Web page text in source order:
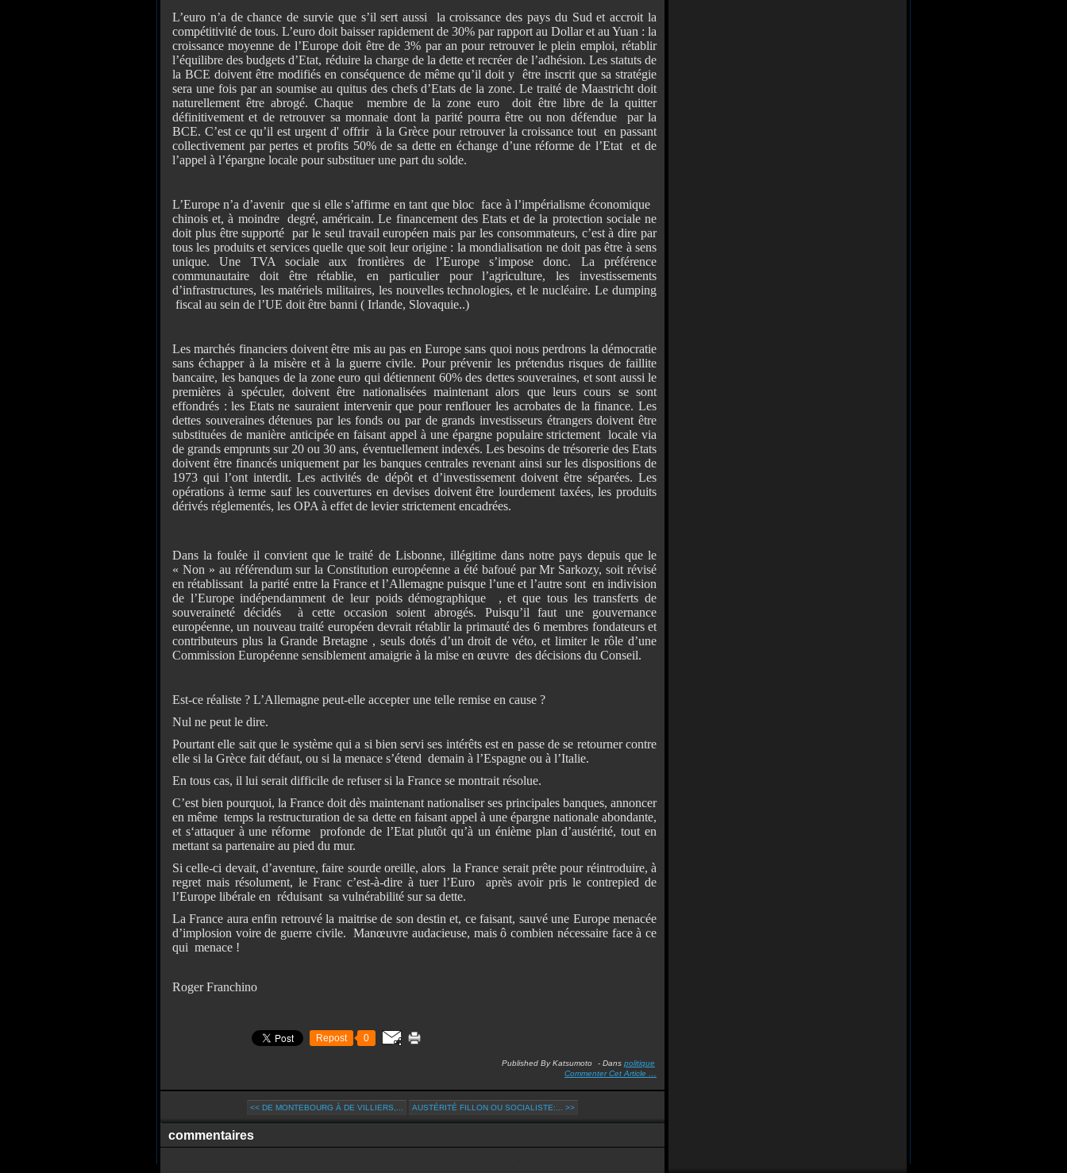
L’euro n’a de chance de survie que s’il sert aussi la croissance des pays du Sud et accroit la
compétitivité de tous. L’euro doit baisser rapidement de 30% par rapport au Dollar et au Yuan : la
croissance moyenne de l’Europe doit être de 3% par an pour retrouver le plein emploi, rétablir
l’équilibre des budgets d’Etat, réduire la charge de la dette et recréer de l’adhésion. Les statuts de
la BCE doivent être modifiés en conséquence de même qu’il doit y être inscrit que sa stratégie
sera une fois par an soumise au quitus des chefs d’Etats de la zone. Le traité de Maastricht doit
naturellement être abrogé. Chaque membre de la zone euro doit être libre de la quitter
définitivement et de retrouver sa monnaie dont la parité pourra être ou non défendue par la
BCE. C’est ce qu’il est urgent d' offrir à la Grèce pour retrouver la croissance tout en passant
collectivement par pertes et profits 50% de sa dette en échange d’une réforme de l’Etat et de
l’appel à l’épargne locale pour substituer une part du solde.
L’Europe n’a d’avenir que si elle s’affirme en tant que bloc face à l’impérialisme économique
chinois et, à moindre degré, américain. Le financement des Etats et de la protection sociale ne
doit plus être supporté par le seul travail européen mais par les consommateurs, c’est à dire par
tous les produits et services quelle que soit leur origine : la mondialisation ne doit pas être à sens
unique. Une TVA sociale aux frontières de l’Europe s’impose donc. La préférence
communautaire doit être rétablie, en particulier pour l’agriculture, les investissements
d’infrastructures, les matériels militaires, les nouvelles technologies, et le nucléaire. Le dumping
fiscal au sein de l’UE doit être banni ( Irlande, Slovaquie..)
Les marchés financiers doivent être mis au pas en Europe sans quoi nous perdrons la démocratie
sans échapper à la misère et à la guerre civile. Pour prévenir les prétendus risques de faillite
bancaire, les banques de la zone euro qui détiennent 60% des dettes souveraines, et sont aussi le
premières à spéculer, doivent être nationalisées maintenant alors que leurs cours se sont
effondrés : les Etats ne sauraient intervenir que pour renflouer les acrobates de la finance. Les
dettes souveraines détenues par les fonds ou par de grands investisseurs étrangers doivent être
substituées de manière anticipée en faisant appel à une épargne populaire strictement locale via
de grands emprunts sur 20 ou 30 ans, éventuellement indexés. Les besoins de trésorerie des Etats
doivent être financés uniquement par les banques centrales revenant ainsi sur les dispositions de
1973 qui l’ont interdit. Les activités de dépôt et d’investissement doivent être séparées. Les
opérations à terme sauf les couvertures en devises doivent être lourdement taxées, les produits
dérivés réglementés, les OPA à effet de levier strictement encadrées.
Dans la foulée il convient que le traité de Lisbonne, illégitime dans notre pays depuis que le
« Non » au référendum sur la Constitution européenne a été bafoué par Mr Sarkozy, soit révisé
en rétablissant la parité entre la France et l’Allemagne puisque l’une et l’autre sont en indivision
de l’Europe indépendamment de leur poids démographique , et que tous les transferts de
souveraineté décidés à cette occasion soient abrogés. Puisqu’il faut une gouvernance
européenne, un nouveau traité européen devrait rétablir la primauté des 6 membres fondateurs et
contributeurs plus la Grande Bretagne , seuls dotés d’un droit de véto, et limiter le rôle d’une
Commission Européenne sensiblement amaigrie à la mise en œuvre des décisions du Conseil.
Est-ce réaliste ? L’Allemagne peut-elle accepter une telle remise en cause ?
Nul ne peut le dire.
Pourtant elle sait que le système qui a si bien servi ses intérêts est en passe de se retourner contre
elle si la Grèce fait défaut, ou si la menace s’étend demain à l’Espagne ou à l’Italie.
En tous cas, il lui serait difficile de refuser si la France se montrait résolue.
C’est bien pourquoi, la France doit dès maintenant nationaliser ses principales banques, annoncer
en même temps la restructuration de sa dette en faisant appel à une épargne nationale abondante,
et s‘attaquer à une réforme profonde de l’Etat plutôt qu’à un énième plan d’austérité, tout en
mettant sa partenaire au pied du mur.
Si celle-ci devait, d’aventure, faire sourde oreille, alors la France serait prête pour réintroduire, à
regret mais résolument, le Franc c’est-à-dire à tuer l’Euro après avoir pris le contrepied de
l’Europe libérale en réduisant sa vulnérabilité sur sa dette.
La France aura enfin retrouvé la maitrise de son destin et, ce faisant, sauvé une Europe menacée
d’implosion voire de guerre civile. Manœuvre audacieuse, mais ô combien nécessaire face à ce
qui menace !
Roger Franchino
Repost 0
Published By Katsumoto - Dans politique
Commenter Cet Article
<< DE MONTEBOURG À DE VILLIERS,... AUSTÉRITÉ FILLON OU SOCIALISTE:... >>
commentaires